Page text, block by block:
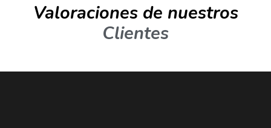
Valoraciones de nuestros
Clientes